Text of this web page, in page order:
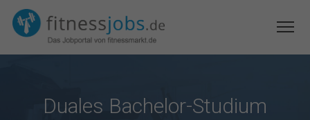
Duales Bachelor-Studium